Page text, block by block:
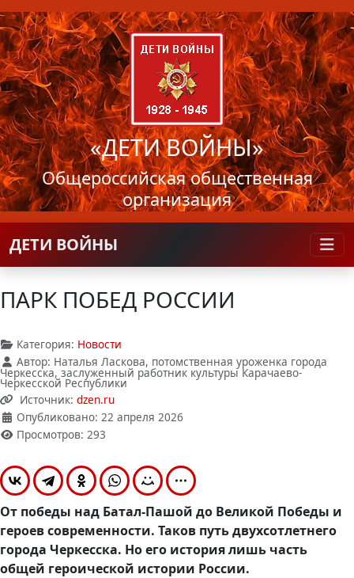
«ДЕТИ ВОЙНЫ»
Общероссийская общественная
организация
ДЕТИ ВОЙНЫ
ПАРК ПОБЕД РОССИИ
Категория: Новости
Автор: Наталья Ласкова, потомственная уроженка города
Черкесска, заслуженный работник культуры Карачаево-
Черкесской Республики
Источник: dzen.ru
Опубликовано: 22 апреля 2026
Просмотров: 293
От победы над Батал-Пашой до Великой Победы и
героев современности. Таков путь двухсотлетнего
города Черкесска. Но его история лишь часть
общей героической истории России.